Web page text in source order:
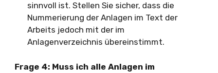
sinnvoll ist. Stellen Sie sicher, dass die
Nummerierung der Anlagen im Text der
Arbeits jedoch mit der im
Anlagenverzeichnis übereinstimmt.
Frage 4: Muss ich alle Anlagen im